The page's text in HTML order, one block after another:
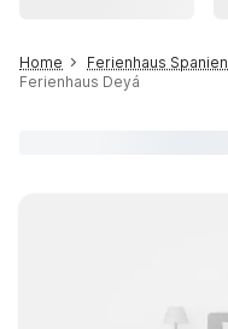
Home Ferienhaus Spanien
Ferienhaus Deyá